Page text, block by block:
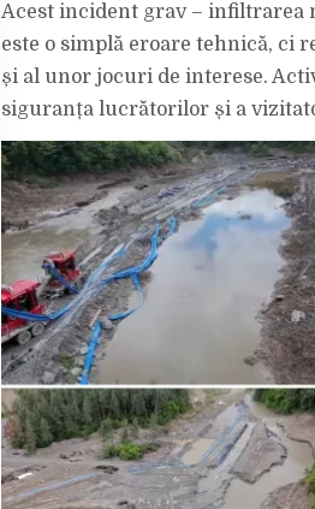
Acest incident grav – infiltrarea
este o simplă eroare tehnică, ci
și al unor jocuri de interese.
siguranța lucrătorilor și a